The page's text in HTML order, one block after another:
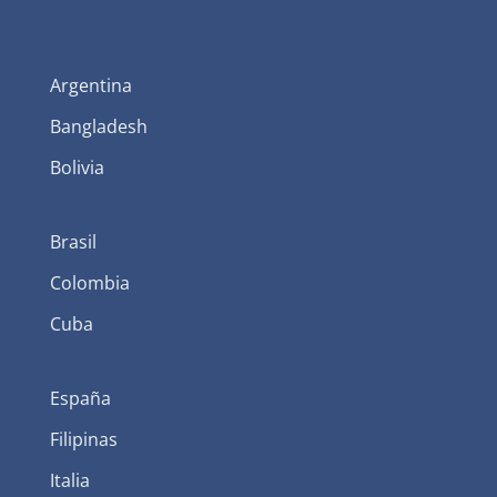
Argentina
Bangladesh
Bolivia
Brasil
Colombia
Cuba
España
Filipinas
Italia